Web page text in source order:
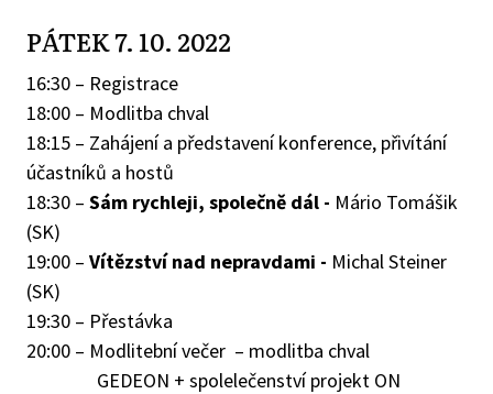
PÁTEK 7. 10. 2022
16:30 – Registrace
18:00 – Modlitba chval
18:15 – Zahájení a představení konference, přivítání
účastníků a hostů
18:30 – Sám rychleji, společně dál - Mário Tomášik
(SK)
19:00 – Vítězství nad nepravdami - Michal Steiner
(SK)
19:30 – Přestávka
20:00 – Modlitební večer – modlitba chval
GEDEON + spolelečenství projekt ON